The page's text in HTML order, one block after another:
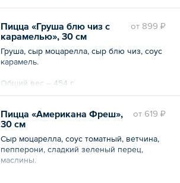
oт 899 ₽
Пицца «Груша блю чиз с
карамелью», 30 см
Груша, сыр моцарелла, сыр блю чиз, соус
карамель.
Общий вес – 454 г
oт 619 ₽
Пицца «Американа Фреш»,
30 см
Сыр моцарелла, соус томатный, ветчина,
пепперони, сладкий зеленый перец,
маслины.